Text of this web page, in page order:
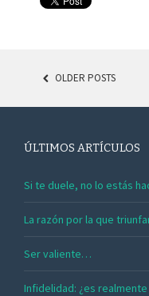
POSTS
OLDER POSTS
ÚLTIMOS ARTÍCULOS
Si te duele, no lo estás
La razón por la que
Ser valiente…
Infidelidad: ¿es